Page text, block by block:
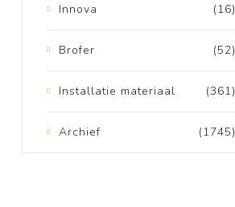
(16)
Innova
(52)
Brofer
(361)
Installatie materiaal
(1745)
Archief